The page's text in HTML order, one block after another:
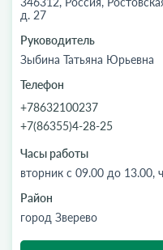
д. 27
Руководитель
Зыбина Татьяна Юрьевна
Телефон
+78632100237
+7(86355)4-28-25
Часы работы
вторник с 09.00 до 13.00,
Район
город Зверево